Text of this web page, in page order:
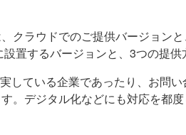
クラウドでのご提供バージョン
置するバージョンと、3つの提供
している企業であったり、お問
。デジタル化などにも対応を都